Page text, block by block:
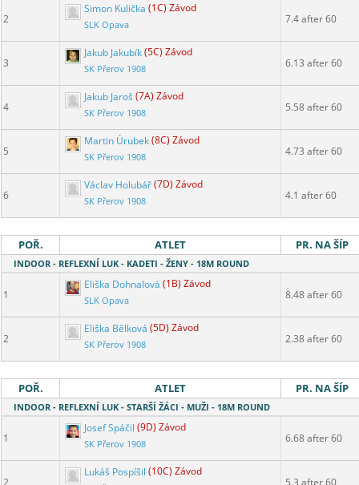
2
Simon Kulička (1C) Závod
SLK Opava 7.4 after 60
3
Jakub Jakubík(5C) Závod
SK Přerov 1908 6.13 after 60
4
Jakub Jaroš (7A) Závod
SK Přerov 1908 5.58 after 60
5
Martin Úrubek(8C) Závod
SK Přerov 1908 4.73 after 60
6
Václav Holubář(7D) Závod
SK Přerov 1908 4.1 after 60
POŘ. ATLET PR. NA ŠÍP
INDOOR - REFLEXNÍ LUK - KADETI - ŽENY - 18M ROUND
1
Eliška Dohnalová (1B) Závod
SLK Opava 8.48 after 60
2
Eliška Bělková (5D) Závod
SK Přerov 1908 2.38 after 60
POŘ. ATLET PR. NA ŠÍP
INDOOR - REFLEXNÍ LUK - STARŠÍ ŽÁCI - MUŽI - 18M ROUND
1
Josef Spáčil (9D) Závod
SK Přerov 1908 6.68 after 60
Lukáš Pospíšil (10C) Závod